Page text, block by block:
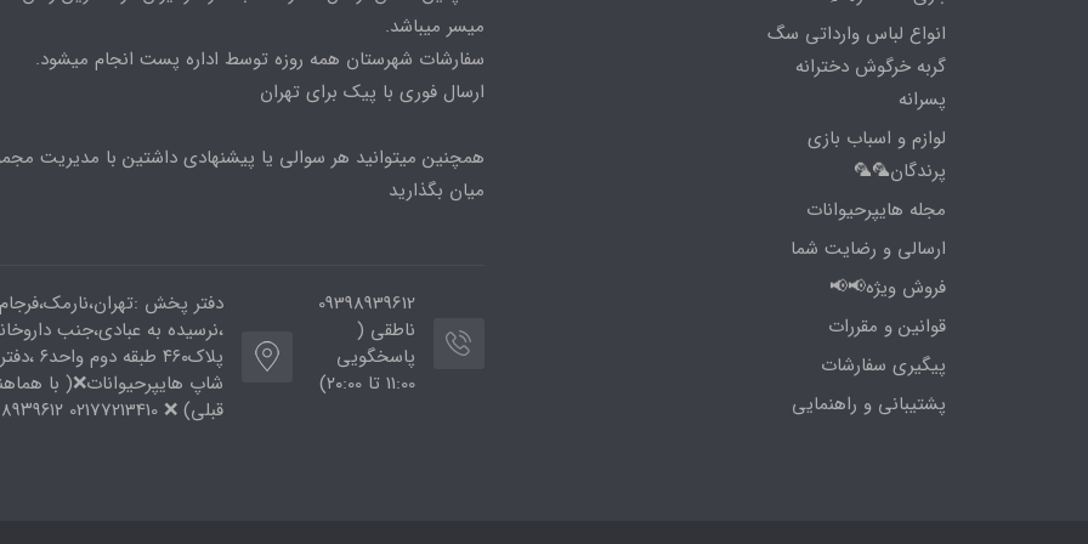
انواع لباس وارداتی سگ
گربه خرگوش دخترانه
پسرانه
لوازم و اسباب بازی
پرندگان🦜🦜
مجله هایپرحیوانات
ارسالی و رضایت شما
فروش ویژه📢📢
قوانین و مقررات
پیگیری سفارشات
پشتیبانی و راهنمایی
میسر میباشد.
سفارشات شهرستان همه روزه توسط اداره پست انجام میشود.
ارسال فوری با پیک برای تهران
همچنین میتوانید هر سوالی یا پیشنهادی داشتین با مدیریت
میان بگذارید
09398939612
ناطقی (
پاسخگویی
11:00 تا ۲۰:00)
دفتر پخش :تهران،نارمک،فرجام
،نرسیده به عبادی،جنب
پلاک۴۶۰ طبقه
شاپ هایپرحیوانات❌( با
قبلی) ❌ 02177213410 ۰۹۳۹۸۹۳۹۶۱۲